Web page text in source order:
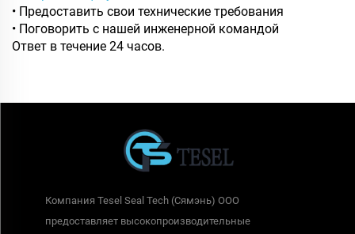
• Предоставить свои технические требования
• Поговорить с нашей инженерной командой
Ответ в течение 24 часов.
Компания Tesel Seal Tech (Сямэнь) ООО
предоставляет высокопроизводительные